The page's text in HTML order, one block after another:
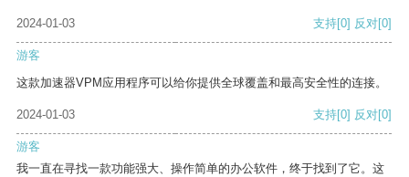
2024-01-03 支持[0] 反对[0]
游客
这款加速器VPM应用程序可以给你提供全球覆盖和最高安全性的连接。
2024-01-03 支持[0] 反对[0]
游客
我一直在寻找一款功能强大、操作简单的办公软件，终于找到了它。这